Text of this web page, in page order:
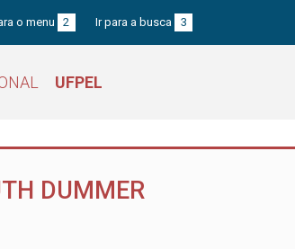
o menu 2 Ir para a busca 3
UFPEL
DUMMER